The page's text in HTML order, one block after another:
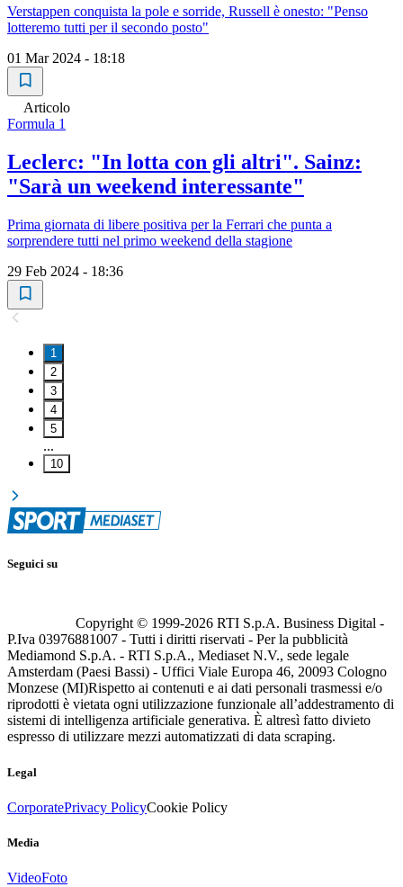
Verstappen conquista la pole e sorride, Russell è onesto: "Penso
lotteremo tutti per il secondo posto"
01 Mar 2024 - 18:18
Articolo
Formula 1
Leclerc: "In lotta con gli altri". Sainz:
"Sarà un weekend interessante"
Prima giornata di libere positiva per la Ferrari che punta a
sorprendere tutti nel primo weekend della stagione
29 Feb 2024 - 18:36
1
2
3
4
5
...
10
Seguici su
Copyright © 1999-2026 RTI S.p.A. Business Digital -
P.Iva 03976881007 - Tutti i diritti riservati - Per la pubblicità
Mediamond S.p.A. - RTI S.p.A., Mediaset N.V., sede legale
Amsterdam (Paesi Bassi) - Uffici Viale Europa 46, 20093 Cologno
Monzese (MI)Rispetto ai contenuti e ai dati personali trasmessi e/o
riprodotti è vietata ogni utilizzazione funzionale all’addestramento di
sistemi di intelligenza artificiale generativa. È altresì fatto divieto
espresso di utilizzare mezzi automatizzati di data scraping.
Legal
CorporatePrivacy PolicyCookie Policy
Media
VideoFoto